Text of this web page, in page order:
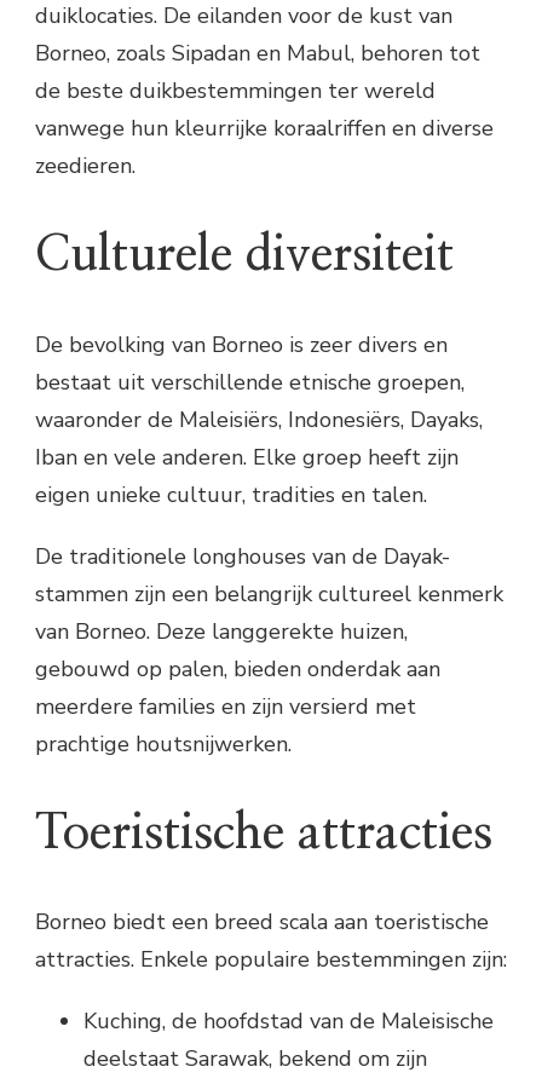
duiklocaties. De eilanden voor de kust van
Borneo, zoals Sipadan en Mabul, behoren tot
de beste duikbestemmingen ter wereld
vanwege hun kleurrijke koraalriffen en diverse
zeedieren.
Culturele diversiteit
De bevolking van Borneo is zeer divers en
bestaat uit verschillende etnische groepen,
waaronder de Maleisiërs, Indonesiërs, Dayaks,
Iban en vele anderen. Elke groep heeft zijn
eigen unieke cultuur, tradities en talen.
De traditionele longhouses van de Dayak-
stammen zijn een belangrijk cultureel kenmerk
van Borneo. Deze langgerekte huizen,
gebouwd op palen, bieden onderdak aan
meerdere families en zijn versierd met
prachtige houtsnijwerken.
Toeristische attracties
Borneo biedt een breed scala aan toeristische
attracties. Enkele populaire bestemmingen zijn:
Kuching, de hoofdstad van de Maleisische
deelstaat Sarawak, bekend om zijn